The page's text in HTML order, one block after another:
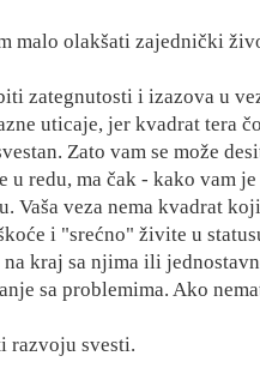
malo olakšati zajednički
zategnutosti i izazova u
uticaje, jer kvadrat tera
Zato vam se može
redu, ma čak - kako vam
veza nema kvadrat
i "srećno" živite u
kraj sa njima ili
sa problemima. Ako
razvoju svesti.